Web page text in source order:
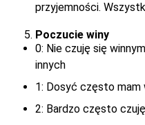
przyjemności.
Poczucie winy
0: Nie czuję się
innych
1: Dosyć często mam
2: Bardzo często